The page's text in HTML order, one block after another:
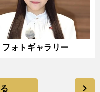
ォトギャラリー